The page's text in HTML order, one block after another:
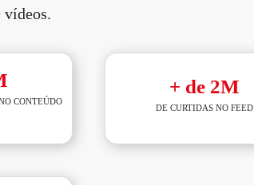
vídeos.
CONTEÚDO
+ de 2M
DE CURTIDAS NO FEED